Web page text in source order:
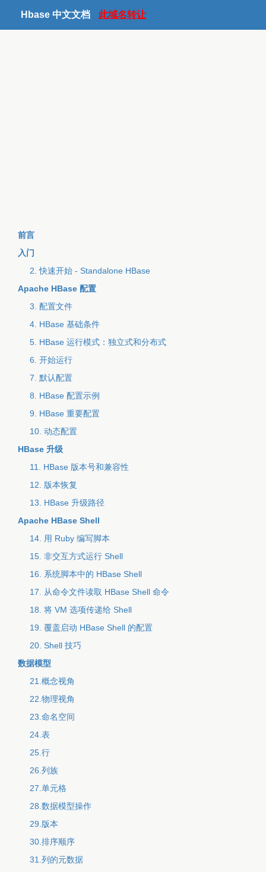
Hbase 中文文档 此域名转让
前言
入门
2. 快速开始 - Standalone HBase
Apache HBase 配置
3. 配置文件
4. HBase 基础条件
5. HBase 运行模式：独立式和分布式
6. 开始运行
7. 默认配置
8. HBase 配置示例
9. HBase 重要配置
10. 动态配置
HBase 升级
11. HBase 版本号和兼容性
12. 版本恢复
13. HBase 升级路径
Apache HBase Shell
14. 用 Ruby 编写脚本
15. 非交互方式运行 Shell
16. 系统脚本中的 HBase Shell
17. 从命令文件读取 HBase Shell 命令
18. 将 VM 选项传递给 Shell
19. 覆盖启动 HBase Shell 的配置
20. Shell 技巧
数据模型
21.概念视角
22.物理视角
23.命名空间
24.表
25.行
26.列族
27.单元格
28.数据模型操作
29.版本
30.排序顺序
31.列的元数据